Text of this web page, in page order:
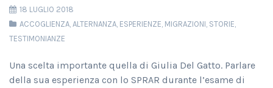
18 LUGLIO 2018
ACCOGLIENZA, ALTERNANZA, ESPERIENZE, MIGRAZIONI, STORIE,
TESTIMONIANZE
Una scelta importante quella di Giulia Del Gatto. Parlare
della sua esperienza con lo SPRAR durante l’esame di